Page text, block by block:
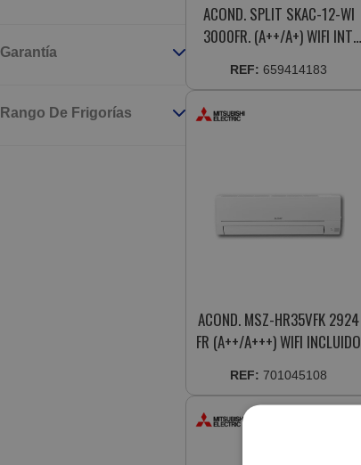
Garantía
Rango De Frigorías
ACOND. SPLIT SKAC-12-WI
3000FR. (A++/A+) WIFI INT.
REF: 659414183
ACOND. MSZ-HR35VFK 2924
FR (A++/A+++) WIFI INCLUIDO
REF: 701045108